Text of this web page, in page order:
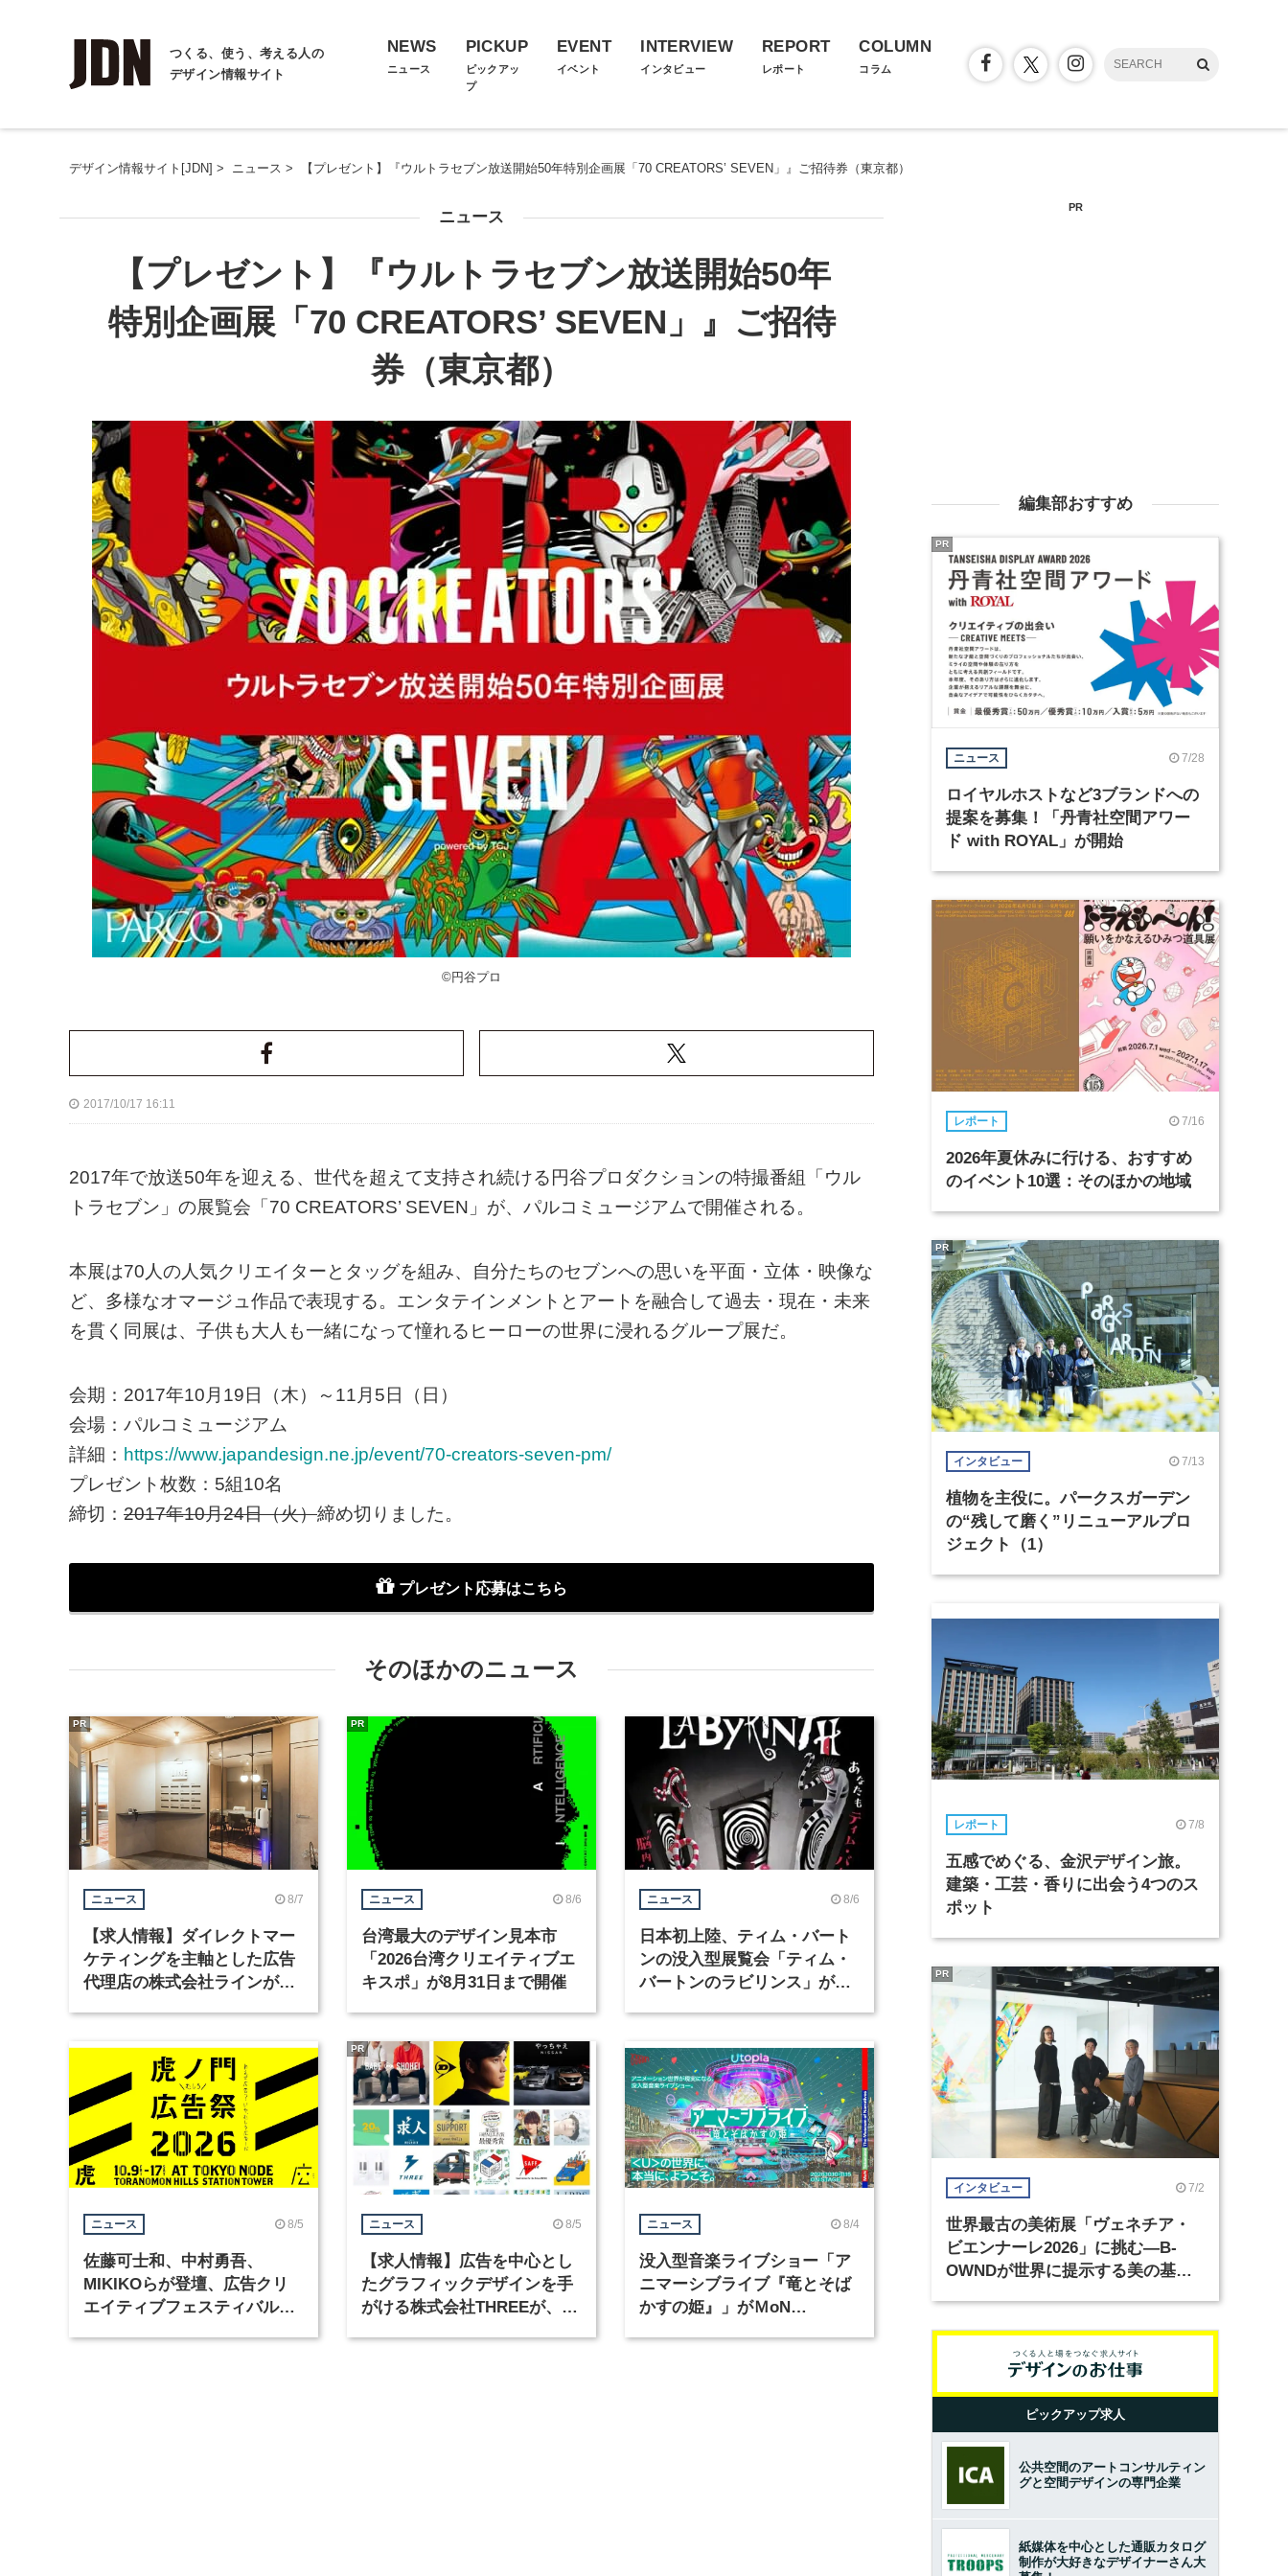
つくる、使う、考える人の
デザイン情報サイト
NEWS
ニュース
PICKUP
ピックアッ
プ
EVENT
イベント
INTERVIEW
インタビュー
REPORT
レポート
COLUMN
コラム
デザイン情報サイト[JDN] > ニュース > 【プレゼント】『ウルトラセブン放送開始50年特別企画展「70 CREATORS’ SEVEN」』ご招待券（東京都）
ニュース
【プレゼント】『ウルトラセブン放送開始50年
特別企画展「70 CREATORS’ SEVEN」』ご招待
券（東京都）
©円谷プロ
2017/10/17 16:11
2017年で放送50年を迎える、世代を超えて支持され続ける円谷プロダクションの特撮番組「ウル
トラセブン」の展覧会「70 CREATORS’ SEVEN」が、パルコミュージアムで開催される。
本展は70人の人気クリエイターとタッグを組み、自分たちのセブンへの思いを平面・立体・映像な
ど、多様なオマージュ作品で表現する。エンタテインメントとアートを融合して過去・現在・未来
を貫く同展は、子供も大人も一緒になって憧れるヒーローの世界に浸れるグループ展だ。
会期：2017年10月19日（木）～11月5日（日）
会場：パルコミュージアム
詳細： https://www.japandesign.ne.jp/event/70-creators-seven-pm/
プレゼント枚数：5組10名
締切： 2017年10月24日（火）締め切りました。
プレゼント応募はこちら
そのほかのニュース
ニュース 8/7
【求人情報】ダイレクトマー
ケティングを主軸とした広告
代理店の株式会社ラインが、
PR
ニュース 8/6
台湾最大のデザイン見本市
「2026台湾クリエイティブエ
キスポ」が8月31日まで開催
PR
ニュース 8/6
日本初上陸、ティム・バート
ンの没入型展覧会「ティム・
バートンのラビリンス」が東
ニュース 8/5
佐藤可士和、中村勇吾、
MIKIKOらが登壇、広告クリ
エイティブフェスティバル
ニュース 8/5
【求人情報】広告を中心とし
たグラフィックデザインを手
がける株式会社THREEが、グ
PR
ニュース 8/4
没入型音楽ライブショー「ア
ニマーシブライブ『竜とそば
かすの姫』」がＭoN
PR
編集部おすすめ
ニュース 7/28
ロイヤルホストなど3ブランドへの
提案を募集！「丹青社空間アワー
ド with ROYAL」が開始
PR
レポート 7/16
2026年夏休みに行ける、おすすめ
のイベント10選：そのほかの地域
インタビュー 7/13
植物を主役に。パークスガーデン
の“残して磨く”リニューアルプロ
ジェクト（1）
PR
レポート 7/8
五感でめぐる、金沢デザイン旅。
建築・工芸・香りに出会う4つのス
ポット
インタビュー 7/2
世界最古の美術展「ヴェネチア・
ビエンナーレ2026」に挑む―B-
OWNDが世界に提示する美の基準
PR
ピックアップ求人
公共空間のアートコンサルティン
グと空間デザインの専門企業
紙媒体を中心とした通販カタログ
制作が大好きなデザイナーさん大